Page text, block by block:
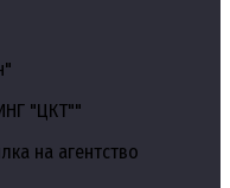
"ЦКТ""
на агентство